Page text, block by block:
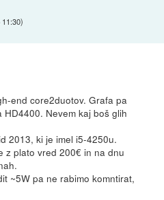
11:30)
end core2duotov. Grafa pa
Nevem kaj boš glih
2013, ki je imel i5-4250u.
z plato vred 200€ in na dnu
~5W pa ne rabimo komntirat,